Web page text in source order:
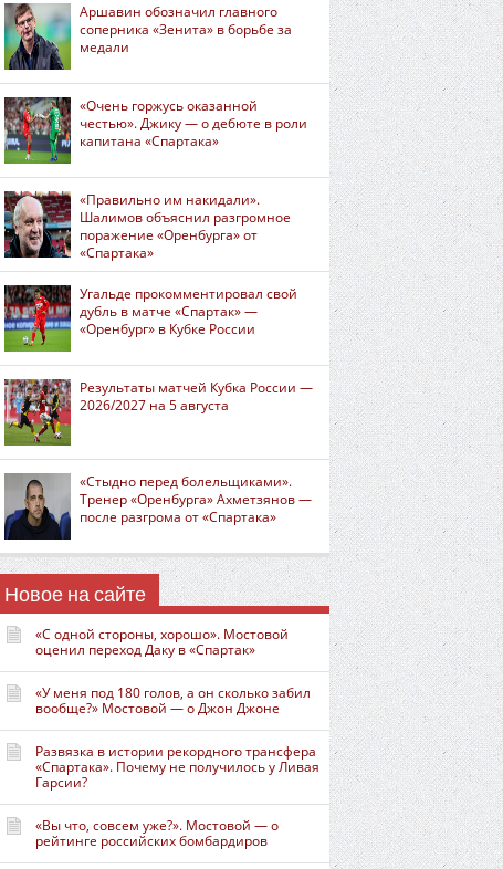
Аршавин обозначил главного
соперника «Зенита» в борьбе за
медали
«Очень горжусь оказанной
честью». Джику — о дебюте в роли
капитана «Спартака»
«Правильно им накидали».
Шалимов объяснил разгромное
поражение «Оренбурга» от
«Спартака»
Угальде прокомментировал свой
дубль в матче «Спартак» —
«Оренбург» в Кубке России
Результаты матчей Кубка России —
2026/2027 на 5 августа
«Стыдно перед болельщиками».
Тренер «Оренбурга» Ахметзянов —
после разгрома от «Спартака»
Новое на сайте
«С одной стороны, хорошо». Мостовой
оценил переход Даку в «Спартак»
«У меня под 180 голов, а он сколько забил
вообще?» Мостовой — о Джон Джоне
Развязка в истории рекордного трансфера
«Спартака». Почему не получилось у Ливая
Гарсии?
«Вы что, совсем уже?». Мостовой — о
рейтинге российских бомбардиров